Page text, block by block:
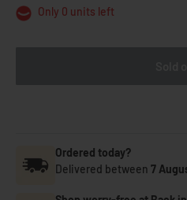
Only 0 units left
Ordered today?
Delivered between 7